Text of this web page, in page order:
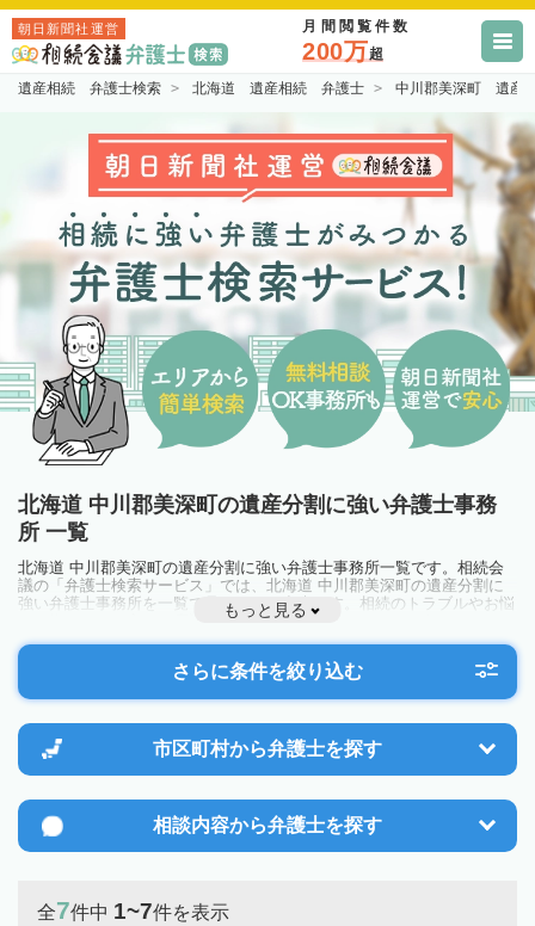
朝日新聞社運営 月間閲覧件数
200万超
遺産相続 弁護士検索 北海道 遺産相続 弁護士 中川郡美深町 遺産
北海道 中川郡美深町の遺産分割に強い弁護士事務
所 一覧
北海道 中川郡美深町の遺産分割に強い弁護士事務所一覧です。相続会
議の「弁護士検索サービス」では、北海道 中川郡美深町の遺産分割に
強い弁護士事務所を一覧で見ることが出来ます。相続のトラブルやお悩
みを抱えている方は一度近隣の弁護士に相談してみましょう。
もっと見る
さらに条件を絞り込む
市区町村から弁護士を探す
相談内容から弁護士を探す
全7件中 1~7件を表示